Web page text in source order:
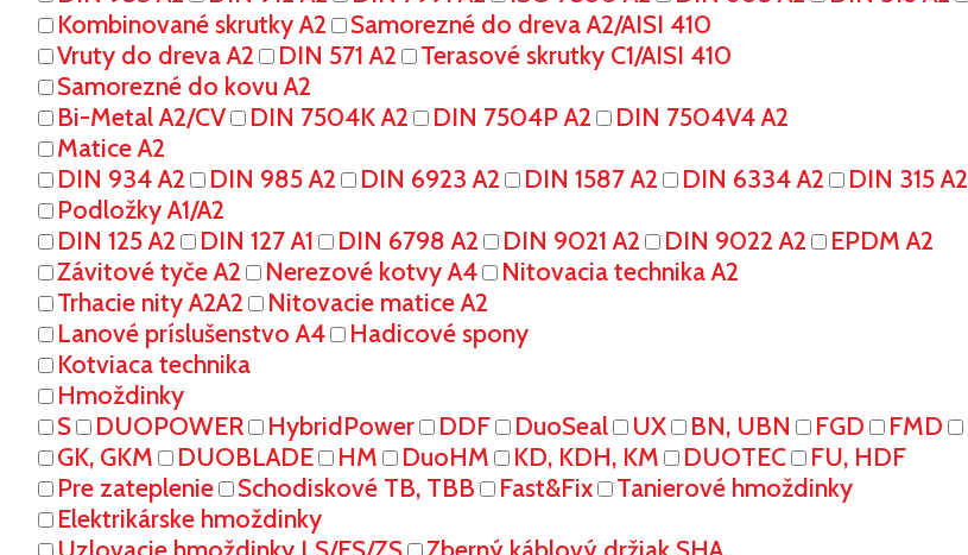
Kombinované skrutky A2
Samorezné do dreva A2/AISI 410
Vruty do dreva A2
DIN 571 A2
Terasové skrutky C1/AISI 410
Samorezné do kovu A2
Bi-Metal A2/CV
DIN 7504K A2 DIN 7504P A2
DIN 7504V4 A2
Matice A2
DIN 934 A2
DIN 985 A2 DIN 6923 A2 DIN 1587 A2 DIN 6334 A2 DIN 315 A2
Podložky A1/A2
DIN 125 A2
DIN 127 A1 DIN 6798 A2 DIN 9021 A2 DIN 9022 A2
EPDM A2
Závitové tyče A2
Nerezové kotvy A4
Nitovacia technika A2
Trhacie nity A2A2
Nitovacie matice A2
Lanové príslušenstvo A4
Hadicové spony
Kotviaca technika
Hmoždinky
S
DUOPOWER HybridPower DDF DuoSeal UX BN, UBN FGD FMD
GK, GKM
DUOBLADE HM DuoHM KD, KDH, KM DUOTEC
FU, HDF
Pre zateplenie
Schodiskové TB, TBB Fast&Fix
Tanierové hmoždinky
Elektrikárske hmoždinky
Uzlovacie hmoždinky LS/ES/ZS
Zberný káblový držiak SHA